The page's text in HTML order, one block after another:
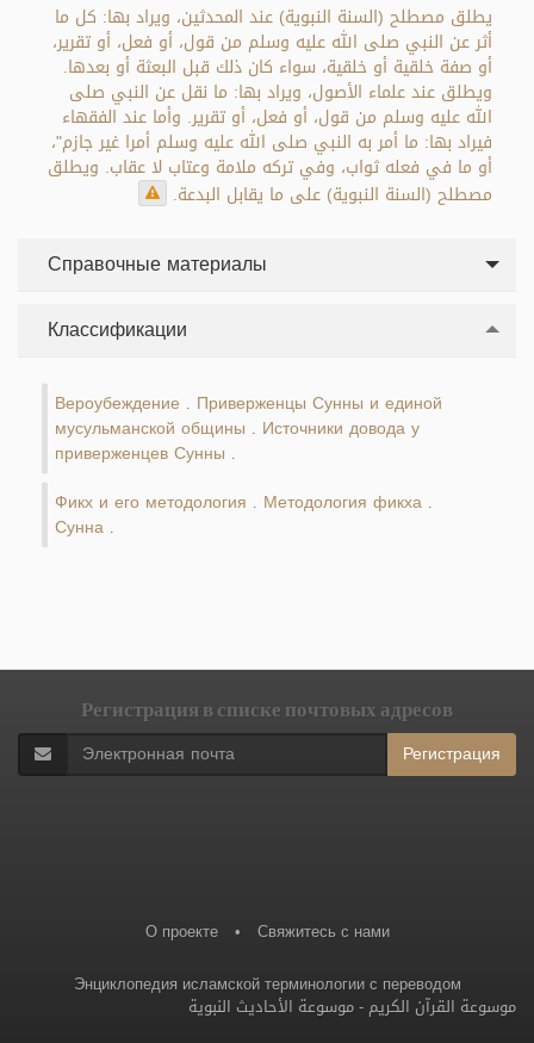
يطلق مصطلح (السنة النبوية) عند المحدثين، ويراد بها: كل ما
أثر عن النبي صلى الله عليه وسلم من قول، أو فعل، أو تقرير،
أو صفة خلقية أو خلقية، سواء كان ذلك قبل البعثة أو بعدها.
ويطلق عند علماء الأصول، ويراد بها: ما نقل عن النبي صلى
الله عليه وسلم من قول، أو فعل، أو تقرير. وأما عند الفقهاء
فيراد بها: ما أمر به النبي صلى الله عليه وسلم أمرا غير جازم"،
أو ما في فعله ثواب، وفي تركه ملامة وعتاب لا عقاب. ويطلق
مصطلح (السنة النبوية) على ما يقابل البدعة.
Справочные материалы
Классификации
Вероубеждение Приверженцы Сунны и единой
мусульманской общины Источники довода у
приверженцев Сунны
Фикх и его методология Методология фикха
Сунна
Регистрация в списке почтовых адресов
Регистрация
О проекте • Свяжитесь с нами
Энциклопедия исламской терминологии с переводом
موسوعة القرآن الكريم -موسوعة الأحاديث النبوية